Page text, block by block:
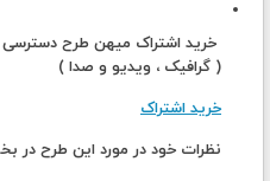
خرید اشتراک میهن طرح
( گرافیک ، ویدیو و صدا )
خرید اشتراک
نظرات خود در مورد این طرح در